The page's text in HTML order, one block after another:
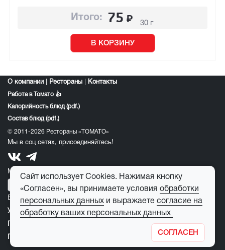
Итого: 75 ₽ 30 г
В КОРЗИНУ
О компании Рестораны Контакты
Работа в Томато 👍
Калорийность блюд (pdf.)
Состав блюд (pdf.)
© 2011-2026 Рестораны «ТОМАТО»
Мы в соц сетях, присоединяйтесь!
Мобильное приложение томато:
E-mail для обратной связи: feedback@tomato-pizza.ru
Условия обработки персональных данных
Сайт использует Cookies. Нажимая кнопку
«Согласен», вы принимаете условия обработки
персональных данных и выражаете согласие на
обработку ваших персональных данных
СОГЛАСЕН